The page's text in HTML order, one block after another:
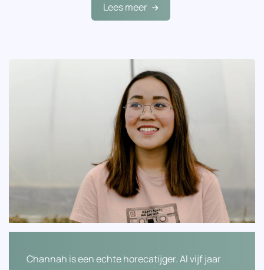
Lees meer
Channah is een echte horecatijger. Al vijf jaar